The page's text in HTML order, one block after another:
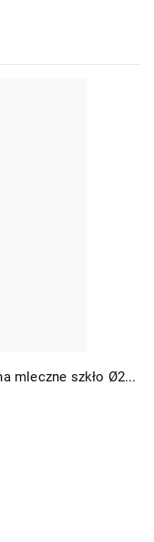
Pilar B • lampa wisząca minimalistyczna mleczne szkło Ø22 złota/biała